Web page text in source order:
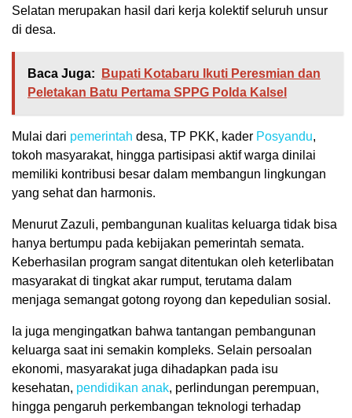
Selatan merupakan hasil dari kerja kolektif seluruh unsur
di desa.
Baca Juga:
Bupati Kotabaru Ikuti Peresmian dan
Peletakan Batu Pertama SPPG Polda Kalsel
Mulai dari pemerintah desa, TP PKK, kader Posyandu,
tokoh masyarakat, hingga partisipasi aktif warga dinilai
memiliki kontribusi besar dalam membangun lingkungan
yang sehat dan harmonis.
Menurut Zazuli, pembangunan kualitas keluarga tidak bisa
hanya bertumpu pada kebijakan pemerintah semata.
Keberhasilan program sangat ditentukan oleh keterlibatan
masyarakat di tingkat akar rumput, terutama dalam
menjaga semangat gotong royong dan kepedulian sosial.
Ia juga mengingatkan bahwa tantangan pembangunan
keluarga saat ini semakin kompleks. Selain persoalan
ekonomi, masyarakat juga dihadapkan pada isu
kesehatan, pendidikan anak, perlindungan perempuan,
hingga pengaruh perkembangan teknologi terhadap